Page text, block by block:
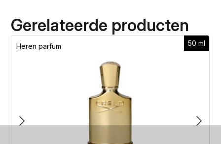
Gerelateerde producten
50 ml
Heren parfum